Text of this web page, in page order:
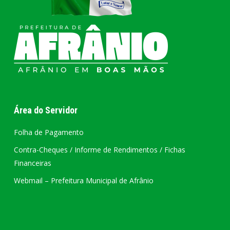
Área do Servidor
Folha de Pagamento
Contra-Cheques / Informe de Rendimentos / Fichas
Financeiras
Webmail – Prefeitura Municipal de Afrânio